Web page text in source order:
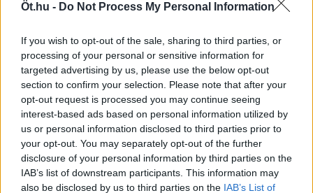
Öt.hu - Do Not Process My Personal Information
If you wish to opt-out of the sale, sharing to third parties, or
processing of your personal or sensitive information for
targeted advertising by us, please use the below opt-out
section to confirm your selection. Please note that after your
opt-out request is processed you may continue seeing
interest-based ads based on personal information utilized by
us or personal information disclosed to third parties prior to
your opt-out. You may separately opt-out of the further
disclosure of your personal information by third parties on the
IAB’s list of downstream participants. This information may
also be disclosed by us to third parties on the IAB’s List of
Kommentek
Bejelentkezés